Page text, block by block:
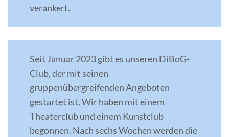
verankert.
Seit Januar 2023 gibt es unseren DiBoG-
Club, der mit seinen
gruppenübergreifenden Angeboten
gestartet ist. Wir haben mit einem
Theaterclub und einem Kunstclub
begonnen. Nach sechs Wochen werden die